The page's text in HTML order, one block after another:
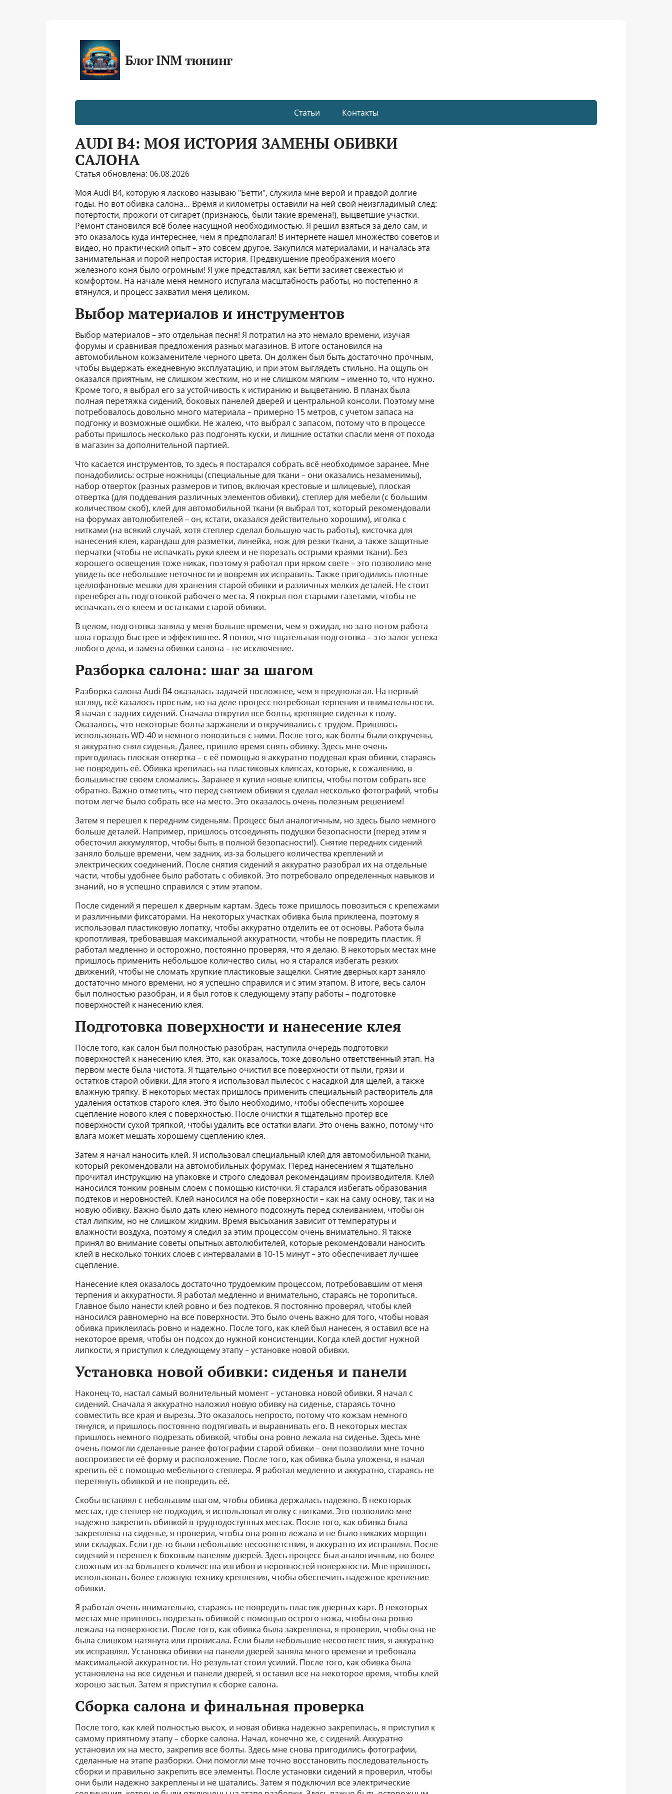
Блог INM тюнинг
Статьи Контакты
AUDI B4: МОЯ ИСТОРИЯ ЗАМЕНЫ ОБИВКИ
САЛОНА
Статья обновлена: 06.08.2026
Моя Audi B4, которую я ласково называю "Бетти", служила мне верой и правдой долгие
годы. Но вот обивка салона… Время и километры оставили на ней свой неизгладимый след:
потертости, прожоги от сигарет (признаюсь, были такие времена!), выцветшие участки.
Ремонт становился всё более насущной необходимостью. Я решил взяться за дело сам, и
это оказалось куда интереснее, чем я предполагал! В интернете нашел множество советов и
видео, но практический опыт – это совсем другое. Закупился материалами, и началась эта
занимательная и порой непростая история. Предвкушение преображения моего
железного коня было огромным! Я уже представлял, как Бетти засияет свежестью и
комфортом. На начале меня немного испугала масштабность работы, но постепенно я
втянулся, и процесс захватил меня целиком.
Выбор материалов и инструментов
Выбор материалов – это отдельная песня! Я потратил на это немало времени, изучая
форумы и сравнивая предложения разных магазинов. В итоге остановился на
автомобильном кожзаменителе черного цвета. Он должен был быть достаточно прочным,
чтобы выдержать ежедневную эксплуатацию, и при этом выглядеть стильно. На ощупь он
оказался приятным, не слишком жестким, но и не слишком мягким – именно то, что нужно.
Кроме того, я выбрал его за устойчивость к истиранию и выцветанию. В планах была
полная перетяжка сидений, боковых панелей дверей и центральной консоли. Поэтому мне
потребовалось довольно много материала – примерно 15 метров, с учетом запаса на
подгонку и возможные ошибки. Не жалею, что выбрал с запасом, потому что в процессе
работы пришлось несколько раз подгонять куски, и лишние остатки спасли меня от похода
в магазин за дополнительной партией.
Что касается инструментов, то здесь я постарался собрать всё необходимое заранее. Мне
понадобились: острые ножницы (специальные для ткани – они оказались незаменимы),
набор отверток (разных размеров и типов, включая крестовые и шлицевые), плоская
отвертка (для поддевания различных элементов обивки), степлер для мебели (с большим
количеством скоб), клей для автомобильной ткани (я выбрал тот, который рекомендовали
на форумах автолюбителей – он, кстати, оказался действительно хорошим), иголка с
нитками (на всякий случай, хотя степлер сделал большую часть работы), кисточка для
нанесения клея, карандаш для разметки, линейка, нож для резки ткани, а также защитные
перчатки (чтобы не испачкать руки клеем и не порезать острыми краями ткани). Без
хорошего освещения тоже никак, поэтому я работал при ярком свете – это позволило мне
увидеть все небольшие неточности и вовремя их исправить. Также пригодились плотные
целлофановые мешки для хранения старой обивки и различных мелких деталей. Не стоит
пренебрегать подготовкой рабочего места. Я покрыл пол старыми газетами, чтобы не
испачкать его клеем и остатками старой обивки.
В целом, подготовка заняла у меня больше времени, чем я ожидал, но зато потом работа
шла гораздо быстрее и эффективнее. Я понял, что тщательная подготовка – это залог успеха
любого дела, и замена обивки салона – не исключение.
Разборка салона: шаг за шагом
Разборка салона Audi B4 оказалась задачей посложнее, чем я предполагал. На первый
взгляд, всё казалось простым, но на деле процесс потребовал терпения и внимательности.
Я начал с задних сидений. Сначала открутил все болты, крепящие сиденья к полу.
Оказалось, что некоторые болты заржавели и откручивались с трудом. Пришлось
использовать WD-40 и немного повозиться с ними. После того, как болты были откручены,
я аккуратно снял сиденья. Далее, пришло время снять обивку. Здесь мне очень
пригодилась плоская отвертка – с её помощью я аккуратно поддевал края обивки, стараясь
не повредить её. Обивка крепилась на пластиковых клипсах, которые, к сожалению, в
большинстве своем сломались. Заранее я купил новые клипсы, чтобы потом собрать все
обратно. Важно отметить, что перед снятием обивки я сделал несколько фотографий, чтобы
потом легче было собрать все на место. Это оказалось очень полезным решением!
Затем я перешел к передним сиденьям. Процесс был аналогичным, но здесь было немного
больше деталей. Например, пришлось отсоединять подушки безопасности (перед этим я
обесточил аккумулятор, чтобы быть в полной безопасности!). Снятие передних сидений
заняло больше времени, чем задних, из-за большего количества креплений и
электрических соединений. После снятия сидений я аккуратно разобрал их на отдельные
части, чтобы удобнее было работать с обивкой. Это потребовало определенных навыков и
знаний, но я успешно справился с этим этапом.
После сидений я перешел к дверным картам. Здесь тоже пришлось повозиться с крепежами
и различными фиксаторами. На некоторых участках обивка была приклеена, поэтому я
использовал пластиковую лопатку, чтобы аккуратно отделить ее от основы. Работа была
кропотливая, требовавшая максимальной аккуратности, чтобы не повредить пластик. Я
работал медленно и осторожно, постоянно проверяя, что я делаю. В некоторых местах мне
пришлось применить небольшое количество силы, но я старался избегать резких
движений, чтобы не сломать хрупкие пластиковые защелки. Снятие дверных карт заняло
достаточно много времени, но я успешно справился и с этим этапом. В итоге, весь салон
был полностью разобран, и я был готов к следующему этапу работы – подготовке
поверхностей к нанесению клея.
Подготовка поверхности и нанесение клея
После того, как салон был полностью разобран, наступила очередь подготовки
поверхностей к нанесению клея. Это, как оказалось, тоже довольно ответственный этап. На
первом месте была чистота. Я тщательно очистил все поверхности от пыли, грязи и
остатков старой обивки. Для этого я использовал пылесос с насадкой для щелей, а также
влажную тряпку. В некоторых местах пришлось применить специальный растворитель для
удаления остатков старого клея. Это было необходимо, чтобы обеспечить хорошее
сцепление нового клея с поверхностью. После очистки я тщательно протер все
поверхности сухой тряпкой, чтобы удалить все остатки влаги. Это очень важно, потому что
влага может мешать хорошему сцеплению клея.
Затем я начал наносить клей. Я использовал специальный клей для автомобильной ткани,
который рекомендовали на автомобильных форумах. Перед нанесением я тщательно
прочитал инструкцию на упаковке и строго следовал рекомендациям производителя. Клей
наносился тонким ровным слоем с помощью кисточки. Я старался избегать образования
подтеков и неровностей. Клей наносился на обе поверхности – как на саму основу, так и на
новую обивку. Важно было дать клею немного подсохнуть перед склеиванием, чтобы он
стал липким, но не слишком жидким. Время высыхания зависит от температуры и
влажности воздуха, поэтому я следил за этим процессом очень внимательно. Я также
принял во внимание советы опытных автолюбителей, которые рекомендовали наносить
клей в несколько тонких слоев с интервалами в 10-15 минут – это обеспечивает лучшее
сцепление.
Нанесение клея оказалось достаточно трудоемким процессом, потребовавшим от меня
терпения и аккуратности. Я работал медленно и внимательно, стараясь не торопиться.
Главное было нанести клей ровно и без подтеков. Я постоянно проверял, чтобы клей
наносился равномерно на все поверхности. Это было очень важно для того, чтобы новая
обивка приклеилась ровно и надежно. После того, как клей был нанесен, я оставил все на
некоторое время, чтобы он подсох до нужной консистенции. Когда клей достиг нужной
липкости, я приступил к следующему этапу – установке новой обивки.
Установка новой обивки: сиденья и панели
Наконец-то, настал самый волнительный момент – установка новой обивки. Я начал с
сидений. Сначала я аккуратно наложил новую обивку на сиденье, стараясь точно
совместить все края и вырезы. Это оказалось непросто, потому что кожзам немного
тянулся, и пришлось постоянно подтягивать и выравнивать его. В некоторых местах
пришлось немного подрезать обивкой, чтобы она ровно лежала на сиденье. Здесь мне
очень помогли сделанные ранее фотографии старой обивки – они позволили мне точно
воспроизвести её форму и расположение. После того, как обивка была уложена, я начал
крепить её с помощью мебельного степлера. Я работал медленно и аккуратно, стараясь не
перетянуть обивкой и не повредить её.
Скобы вставлял с небольшим шагом, чтобы обивка держалась надежно. В некоторых
местах, где степлер не подходил, я использовал иголку с нитками. Это позволило мне
надежно закрепить обивкой в труднодоступных местах. После того, как обивка была
закреплена на сиденье, я проверил, чтобы она ровно лежала и не было никаких морщин
или складках. Если где-то были небольшие несоответствия, я аккуратно их исправлял. После
сидений я перешел к боковым панелям дверей. Здесь процесс был аналогичным, но более
сложным из-за большего количества изгибов и неровностей поверхности. Мне пришлось
использовать более сложную технику крепления, чтобы обеспечить надежное крепление
обивки.
Я работал очень внимательно, стараясь не повредить пластик дверных карт. В некоторых
местах мне пришлось подрезать обивкой с помощью острого ножа, чтобы она ровно
лежала на поверхности. После того, как обивка была закреплена, я проверил, чтобы она не
была слишком натянута или провисала. Если были небольшие несоответствия, я аккуратно
их исправлял. Установка обивки на панели дверей заняла много времени и требовала
максимальной аккуратности. Но результат стоил усилий. После того, как обивка была
установлена на все сиденья и панели дверей, я оставил все на некоторое время, чтобы клей
хорошо застыл. Затем я приступил к сборке салона.
Сборка салона и финальная проверка
После того, как клей полностью высох, и новая обивка надежно закрепилась, я приступил к
самому приятному этапу – сборке салона. Начал, конечно же, с сидений. Аккуратно
установил их на место, закрепив все болты. Здесь мне снова пригодились фотографии,
сделанные на этапе разборки. Они помогли мне точно восстановить последовательность
сборки и правильно закрепить все элементы. После установки сидений я проверил, чтобы
они были надежно закреплены и не шатались. Затем я подключил все электрические